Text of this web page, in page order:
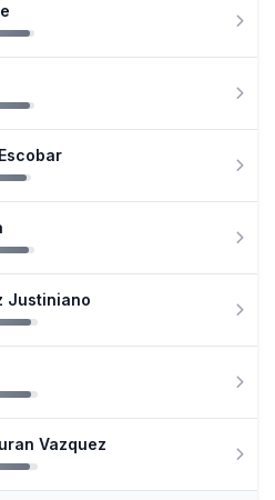
Justiniano
Vazquez